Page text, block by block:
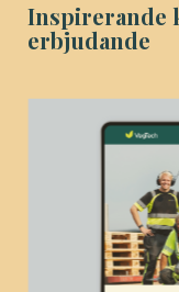
Inspirerande
erbjudande